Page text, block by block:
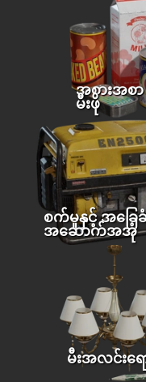
အစားအစ
မီးဖို
စက်မှုနှင့် အခြေ
အဆောက်အအုံ
မီးအလင်းရေ